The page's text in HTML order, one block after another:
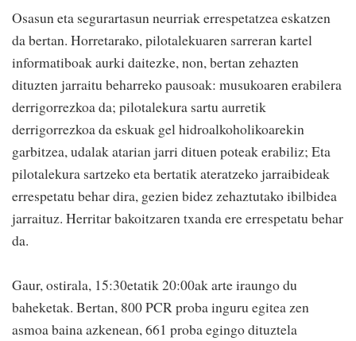
Osasun eta segurartasun neurriak errespetatzea eskatzen
da bertan. Horretarako, pilotalekuaren sarreran kartel
informatiboak aurki daitezke, non, bertan zehazten
dituzten jarraitu beharreko pausoak: musukoaren erabilera
derrigorrezkoa da; pilotalekura sartu aurretik
derrigorrezkoa da eskuak gel hidroalkoholikoarekin
garbitzea, udalak atarian jarri dituen poteak erabiliz; Eta
pilotalekura sartzeko eta bertatik ateratzeko jarraibideak
errespetatu behar dira, gezien bidez zehaztutako ibilbidea
jarraituz. Herritar bakoitzaren txanda ere errespetatu behar
da.
Gaur, ostirala, 15:30etatik 20:00ak arte iraungo du
baheketak. Bertan, 800 PCR proba inguru egitea zen
asmoa baina azkenean, 661 proba egingo dituztela